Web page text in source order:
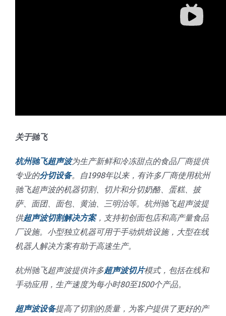
关于驰飞
杭州驰飞超声波为生产新鲜和冷冻甜点的食品厂商提供
专业的分切设备。自1998年以来，有许多厂商使用杭州
驰飞超声波的机器切割、切片和分切奶酪、蛋糕、披
萨、面团、面包、黄油、三明治等。杭州驰飞超声波提
供超声波切割解决方案，支持初创面包店和高产量食品
厂设施。小型独立机器可用于手动烘焙设施，大型在线
机器人解决方案有助于高速生产。
杭州驰飞超声波提供许多超声波切片模式，包括在线和
手动应用，生产速度为每小时80至1500个产品。
超声波设备提高了切割的质量，为客户提供了更好的产